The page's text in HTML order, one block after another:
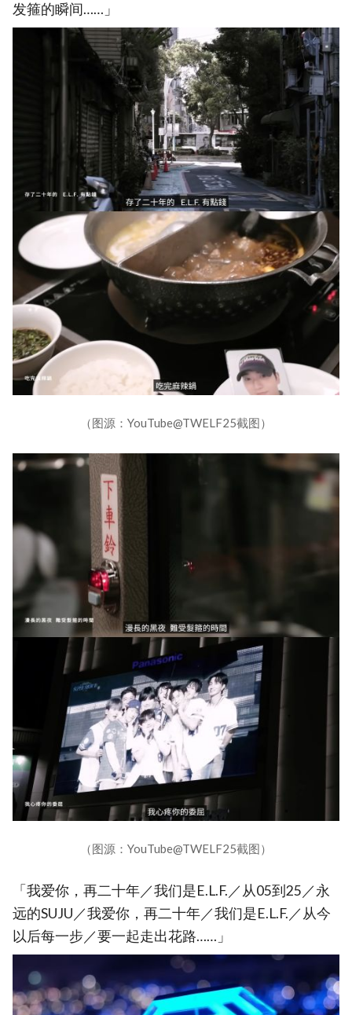
发箍的瞬间……」
（图源：YouTube@TWELF25截图）
（图源：YouTube@TWELF25截图）
「我爱你，再二十年／我们是E.L.F.／从05到25／永
远的SUJU／我爱你，再二十年／我们是E.L.F.／从今
以后每一步／要一起走出花路……」